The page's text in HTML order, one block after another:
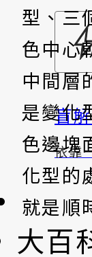
盲
依靠
大百
型、三
色中心
中間層
是變化
色邊塊
化型的
就是順